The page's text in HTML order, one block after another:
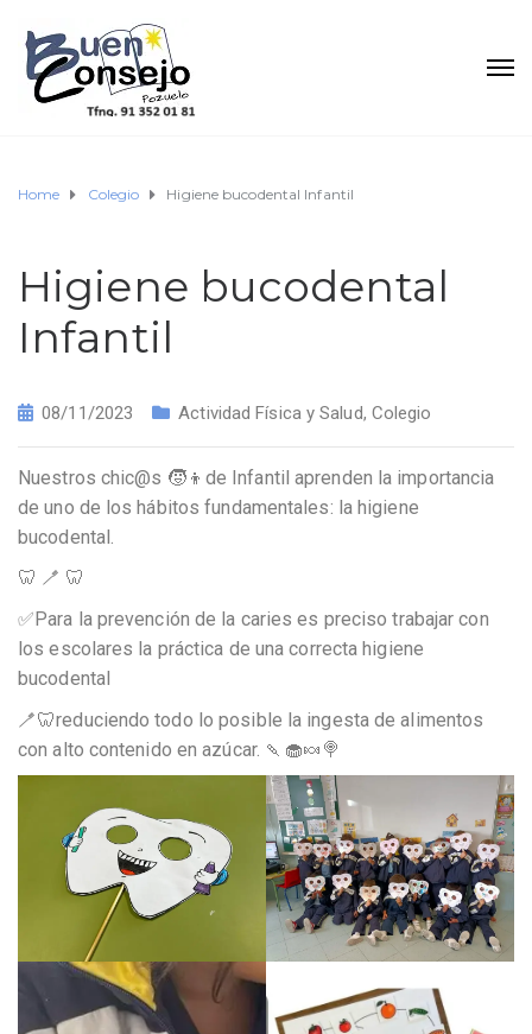
Home Colegio Higiene bucodental Infantil
Higiene bucodental
Infantil
08/11/2023 Actividad Física y Salud, Colegio
Nuestros chic@s 🧒👦de Infantil aprenden la importancia
de uno de los hábitos fundamentales: la higiene
bucodental.
🦷 🪥 🦷
✅Para la prevención de la caries es preciso trabajar con
los escolares la práctica de una correcta higiene
bucodental
🪥🦷reduciendo todo lo posible la ingesta de alimentos
con alto contenido en azúcar. 🍡🧁🍬🍭